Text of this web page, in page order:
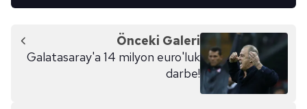
Önceki Galeri
Galatasaray'a 14 milyon euro'luk
darbe!